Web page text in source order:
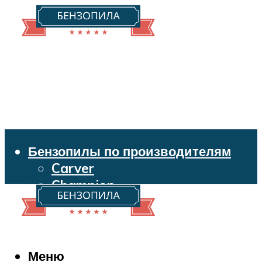
Бензопилы по производителям
Carver
Champion
Echo
Husqvarna
Makita
Меню